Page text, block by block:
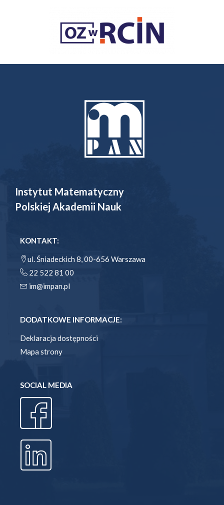
Instytut Matematyczny
Polskiej Akademii Nauk
KONTAKT:
ul. Śniadeckich 8, 00-656 Warszawa
22 522 81 00
im@impan.pl
DODATKOWE INFORMACJE:
Deklaracja dostępności
Mapa strony
SOCIAL MEDIA